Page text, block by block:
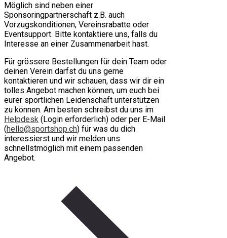
Möglich sind neben einer
Sponsoringpartnerschaft z.B. auch
Vorzugskonditionen, Vereinsrabatte oder
Eventsupport. Bitte kontaktiere uns, falls du
Interesse an einer Zusammenarbeit hast.
Für grössere Bestellungen für dein Team oder
deinen Verein darfst du uns gerne
kontaktieren und wir schauen, dass wir dir ein
tolles Angebot machen können, um euch bei
eurer sportlichen Leidenschaft unterstützen
zu können. Am besten schreibst du uns im
Helpdesk (Login erforderlich) oder per E-Mail
(hello@sportshop.ch) für was du dich
interessierst und wir melden uns
schnellstmöglich mit einem passenden
Angebot.